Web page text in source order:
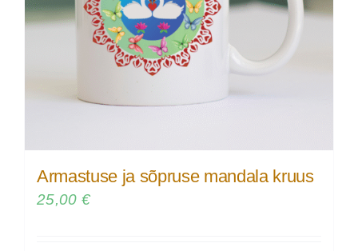
Armastuse ja sõpruse mandala kruus
25,00 €